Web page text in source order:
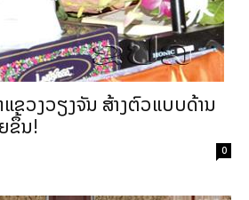
ຂວງວຽງຈັນ ສ້າງຕົວແບບດ້ານ
ຂຶ້ນ!
0